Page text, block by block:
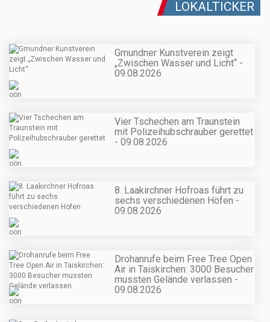
LOKALTICKER
Gmundner Kunstverein zeigt
„Zwischen Wasser und Licht“ -
09.08.2026
Vier Tschechen am Traunstein
mit Polizeihubschrauber gerettet
- 09.08.2026
8. Laakirchner Hofroas führt zu
sechs verschiedenen Höfen -
09.08.2026
Drohanrufe beim Free Tree Open
Air in Taiskirchen: 3000 Besucher
mussten Gelände verlassen -
09.08.2026